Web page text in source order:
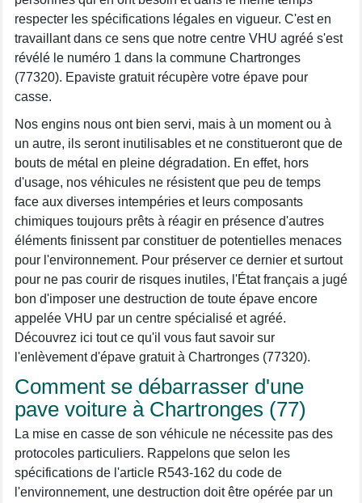
respecter les spécifications légales en vigueur. C'est en
travaillant dans ce sens que notre centre VHU agréé s'est
révélé le numéro 1 dans la commune Chartronges
(77320). Epaviste gratuit récupère votre épave pour
casse.
Nos engins nous ont bien servi, mais à un moment ou à
un autre, ils seront inutilisables et ne constitueront que de
bouts de métal en pleine dégradation. En effet, hors
d'usage, nos véhicules ne résistent que peu de temps
face aux diverses intempéries et leurs composants
chimiques toujours prêts à réagir en présence d'autres
éléments finissent par constituer de potentielles menaces
pour l'environnement. Pour préserver ce dernier et surtout
pour ne pas courir de risques inutiles, l'État français a jugé
bon d'imposer une destruction de toute épave encore
appelée VHU par un centre spécialisé et agréé.
Découvrez ici tout ce qu'il vous faut savoir sur
l'enlèvement d'épave gratuit à Chartronges (77320).
Comment se débarrasser d'une
pave voiture à Chartronges (77)
La mise en casse de son véhicule ne nécessite pas des
protocoles particuliers. Rappelons que selon les
spécifications de l'article R543-162 du code de
l'environnement, une destruction doit être opérée par un